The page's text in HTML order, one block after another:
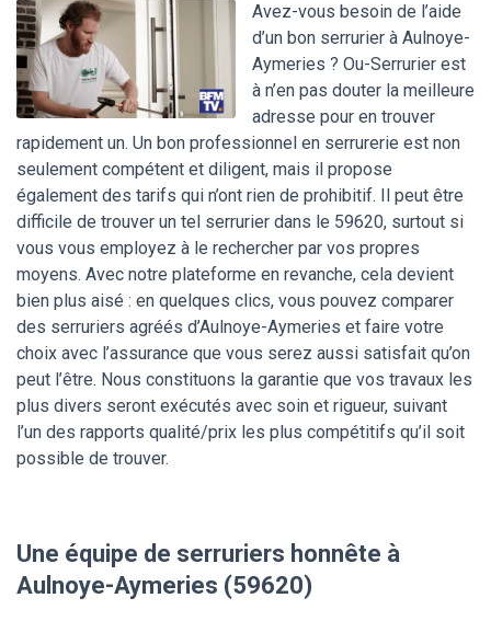
Avez-vous besoin de l’aide
d’un bon serrurier à Aulnoye-
Aymeries ? Ou-Serrurier est
à n’en pas douter la meilleure
adresse pour en trouver
rapidement un. Un bon professionnel en serrurerie est non
seulement compétent et diligent, mais il propose
également des tarifs qui n’ont rien de prohibitif. Il peut être
difficile de trouver un tel serrurier dans le 59620, surtout si
vous vous employez à le rechercher par vos propres
moyens. Avec notre plateforme en revanche, cela devient
bien plus aisé : en quelques clics, vous pouvez comparer
des serruriers agréés d’Aulnoye-Aymeries et faire votre
choix avec l’assurance que vous serez aussi satisfait qu’on
peut l’être. Nous constituons la garantie que vos travaux les
plus divers seront exécutés avec soin et rigueur, suivant
l’un des rapports qualité/prix les plus compétitifs qu’il soit
possible de trouver.
Une équipe de serruriers honnête à
Aulnoye-Aymeries (59620)